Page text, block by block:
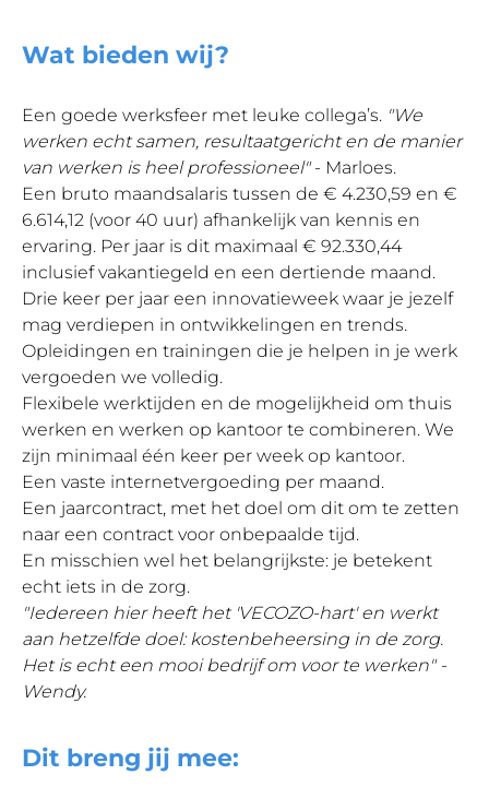
Wat bieden wij?
Een goede werksfeer met leuke collega’s. "We
werken echt samen, resultaatgericht en de manier
van werken is heel professioneel"- Marloes.
Een bruto maandsalaris tussen de € 4.230,59 en €
6.614,12 (voor 40 uur) afhankelijk van kennis en
ervaring. Per jaar is dit maximaal € 92.330,44
inclusief vakantiegeld en een dertiende maand.
Drie keer per jaar een innovatieweek waar je jezelf
mag verdiepen in ontwikkelingen en trends.
Opleidingen en trainingen die je helpen in je werk
vergoeden we volledig.
Flexibele werktijden en de mogelijkheid om thuis
werken en werken op kantoor te combineren. We
zijn minimaal één keer per week op kantoor.
Een vaste internetvergoeding per maand.
Een jaarcontract, met het doel om dit om te zetten
naar een contract voor onbepaalde tijd.
En misschien wel het belangrijkste: je betekent
echt iets in de zorg.
"Iedereen hier heeft het 'VECOZO-hart' en werkt
aan hetzelfde doel: kostenbeheersing in de zorg.
Het is echt een mooi bedrijf om voor te werken" -
Wendy.
Dit breng jij mee: